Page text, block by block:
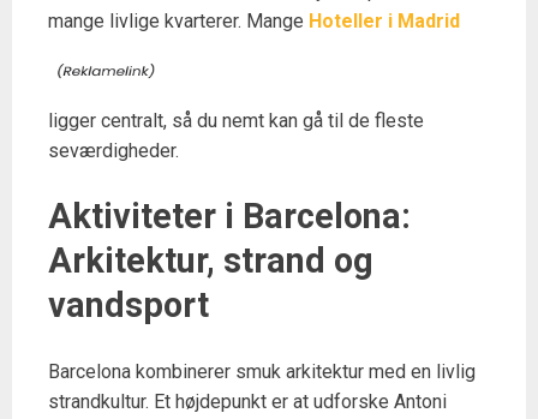
mange livlige kvarterer. Mange Hoteller i Madrid
ligger centralt, så du nemt kan gå til de fleste
seværdigheder.
Aktiviteter i Barcelona:
Arkitektur, strand og
vandsport
Barcelona kombinerer smuk arkitektur med en livlig
strandkultur. Et højdepunkt er at udforske Antoni